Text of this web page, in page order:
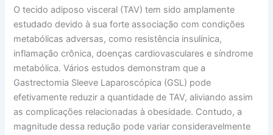
O tecido adiposo visceral (TAV) tem sido amplamente
estudado devido à sua forte associação com condições
metabólicas adversas, como resistência insulínica,
inflamação crônica, doenças cardiovasculares e síndrome
metabólica. Vários estudos demonstram que a
Gastrectomia Sleeve Laparoscópica (GSL) pode
efetivamente reduzir a quantidade de TAV, aliviando assim
as complicações relacionadas à obesidade. Contudo, a
magnitude dessa redução pode variar consideravelmente